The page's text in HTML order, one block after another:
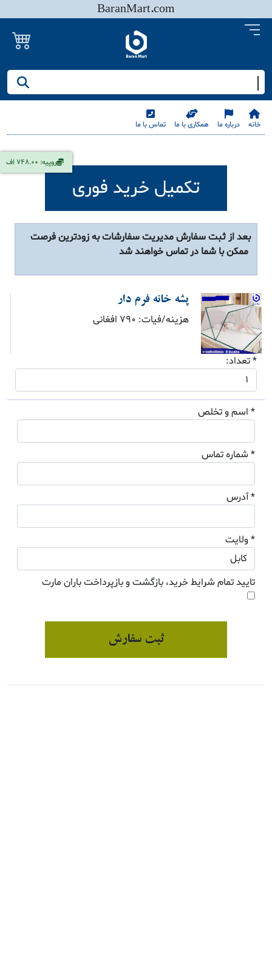
BaranMart.com
خانه درباره ما همکاری با ما تماس با ما
روپیه: 748.00 اف
تکمیل خرید فوری
بعد از ثبت سفارش مدیریت سفارشات به زودترین فرصت
ممکن با شما در تماس خواهند شد
پشه خانه فرم دار
هزینه/فیات: 790 افغانی
* تعداد:
* اسم و تخلص
* شماره تماس
* آدرس
* ولایت
تایید تمام شرایط خرید، بازگشت و بازپرداخت باران مارت
ثبت سفارش